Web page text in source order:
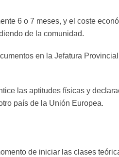
6 o 7 meses, y el coste
de la comunidad.
en la Jefatura
las aptitudes físicas y
país de la Unión Europea.
de iniciar las clases